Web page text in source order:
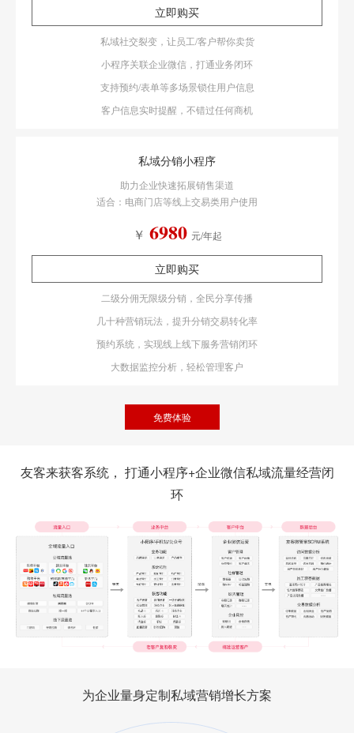
立即购买
私域社交裂变，让员工/客户帮你卖货
小程序关联企业微信，打通业务闭环
支持预约/表单等多场景锁住用户信息
客户信息实时提醒，不错过任何商机
私域分销小程序
助力企业快速拓展销售渠道
适合：电商门店等线上交易类用户使用
￥ 6980 元/年起
立即购买
二级分佣无限级分销，全民分享传播
几十种营销玩法，提升分销交易转化率
预约系统，实现线上线下服务营销闭环
大数据监控分析，轻松管理客户
免费体验
友客来获客系统， 打通小程序+企业微信私域流量经营闭
环
为企业量身定制私域营销增长方案